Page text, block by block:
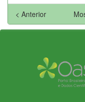
< Anterior